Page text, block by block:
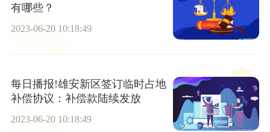
有哪些？
2023-06-20 10:18:49
每日播报!雄安新区签订临时占地
补偿协议：补偿款陆续发放
2023-06-20 10:18:49